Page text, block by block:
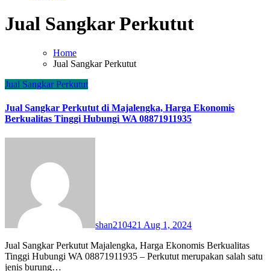
Jual Sangkar Perkutut
Home
Jual Sangkar Perkutut
Jual Sangkar Perkutut
Jual Sangkar Perkutut di Majalengka, Harga Ekonomis
Berkualitas Tinggi Hubungi WA 08871911935
shan210421 Aug 1, 2024
Jual Sangkar Perkutut Majalengka, Harga Ekonomis Berkualitas
Tinggi Hubungi WA 08871911935 – Perkutut merupakan salah satu
jenis burung…